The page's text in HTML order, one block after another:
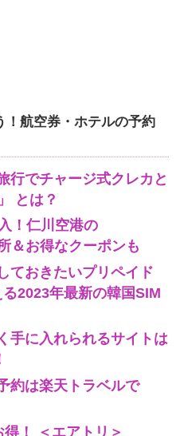
！航空券・ホテルの予約
行でチャージ式クレカと
とは？
！仁川空港の
＆お得なクーポンも
ておきたいプリペイド
2023年最新の韓国SIM
手に入れられるサイトは
約は楽天トラベルで
！ ＜エアトリ＞